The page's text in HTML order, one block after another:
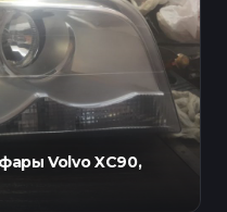
Volvo XC90,